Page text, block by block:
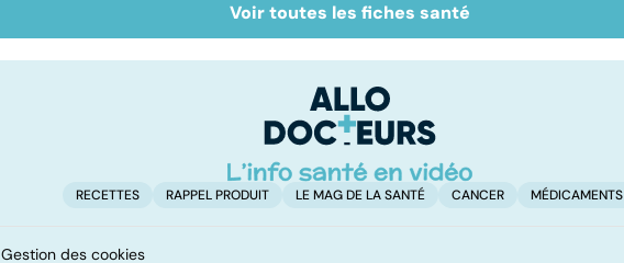
Inflammation des
amygdales : que faire
Suicide : prévenir le
passage à l'acte
Voir toutes les fiches santé
RECETTES RAPPEL PRODUIT LE MAG DE LA SANTÉ CANCER MÉDICAMENTS
Gestion des cookies